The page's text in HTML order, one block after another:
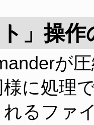
」操作
が
に処理
るファ